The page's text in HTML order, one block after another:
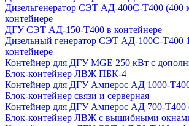
Дизельгенератор СЭТ АД-400С-Т400 (400
контейнере
ДГУ СЭТ АД-150-Т400 в контейнере
Дизельный генератор СЭТ АД-100С-Т400
контейнере
Контейнер для ДГУ MGE 250 кВт с
Блок-контейнер ЛВЖ ПБК-4
Контейнер для ДГУ Амперос АД 1000-
Блок-контейнер связи и серверная
Контейнер для ДГУ Амперос АД 700-Т400
Блок-контейнер ЛВЖ с вышибными